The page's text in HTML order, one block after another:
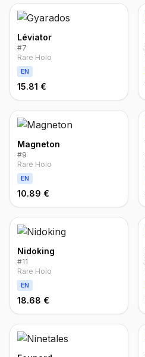
Léviator
#7
Rare Holo
EN
15.81 €
Magneton
#9
Rare Holo
EN
10.89 €
Nidoking
#11
Rare Holo
EN
18.68 €